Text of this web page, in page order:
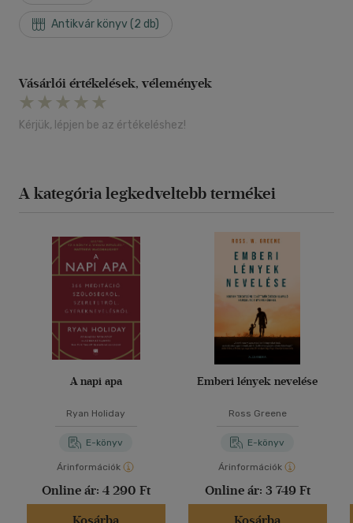
Antikvár könyv (2 db)
Vásárlói értékelések, vélemények
Kérjük, lépjen be az értékeléshez!
A kategória legkedveltebb termékei
A napi apa
Ryan Holiday
E-könyv
Árinformációk
Online ár: 4 290 Ft
Emberi lények nevelése
Ross Greene
E-könyv
Árinformációk
Online ár: 3 749 Ft